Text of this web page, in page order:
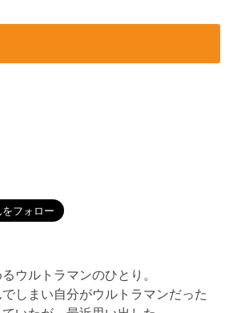
ウルトラマンのひとり。
しまい自分がウルトラマンだった